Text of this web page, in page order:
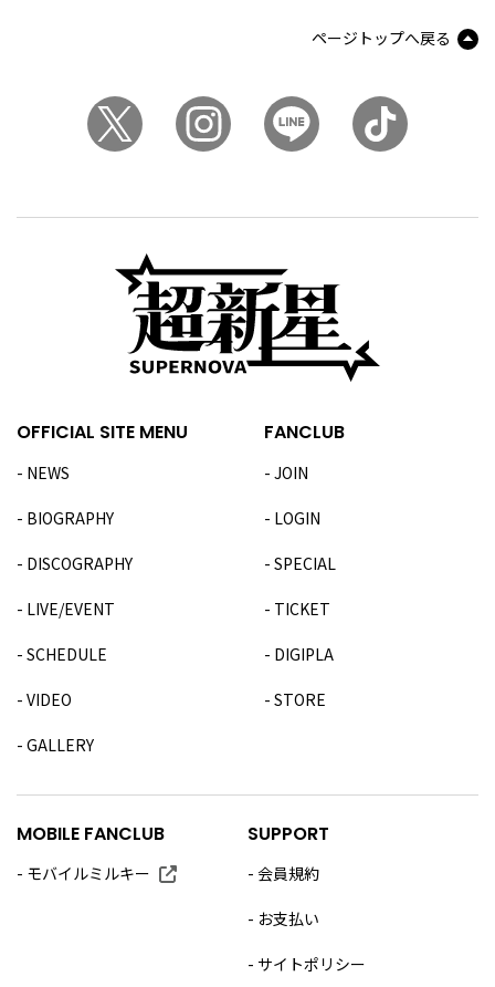
ページトップへ戻る
OFFICIAL SITE MENU
NEWS
BIOGRAPHY
DISCOGRAPHY
LIVE/EVENT
SCHEDULE
VIDEO
GALLERY
FANCLUB
JOIN
LOGIN
SPECIAL
TICKET
DIGIPLA
STORE
MOBILE FANCLUB
モバイルミルキー
SUPPORT
会員規約
お支払い
サイトポリシー